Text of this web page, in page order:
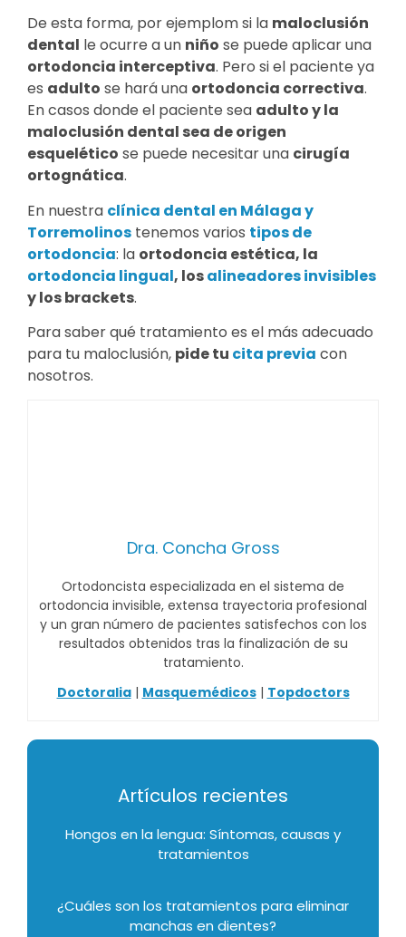
De esta forma, por ejemplom si la maloclusión
dental le ocurre a un niño se puede aplicar una
ortodoncia interceptiva. Pero si el paciente ya
es adulto se hará una ortodoncia correctiva.
En casos donde el paciente sea adulto y la
maloclusión dental sea de origen
esquelético se puede necesitar una cirugía
ortognática.
En nuestra clínica dental en Málaga y
Torremolinos tenemos varios tipos de
ortodoncia: la ortodoncia estética, la
ortodoncia lingual, losalineadores invisibles
y los brackets.
Para saber qué tratamiento es el más adecuado
para tu maloclusión, pide tu cita previa con
nosotros.
Dra. Concha Gross
Ortodoncista especializada en el sistema de
ortodoncia invisible, extensa trayectoria profesional
y un gran número de pacientes satisfechos con los
resultados obtenidos tras la finalización de su
tratamiento.
Doctoralia| Masquemédicos| Topdoctors
Artículos recientes
Hongos en la lengua: Síntomas, causas y
tratamientos
¿Cuáles son los tratamientos para eliminar
manchas en dientes?